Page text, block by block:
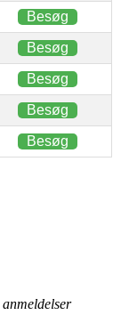
Besøg
Besøg
Besøg
Besøg
Besøg
anmeldelser